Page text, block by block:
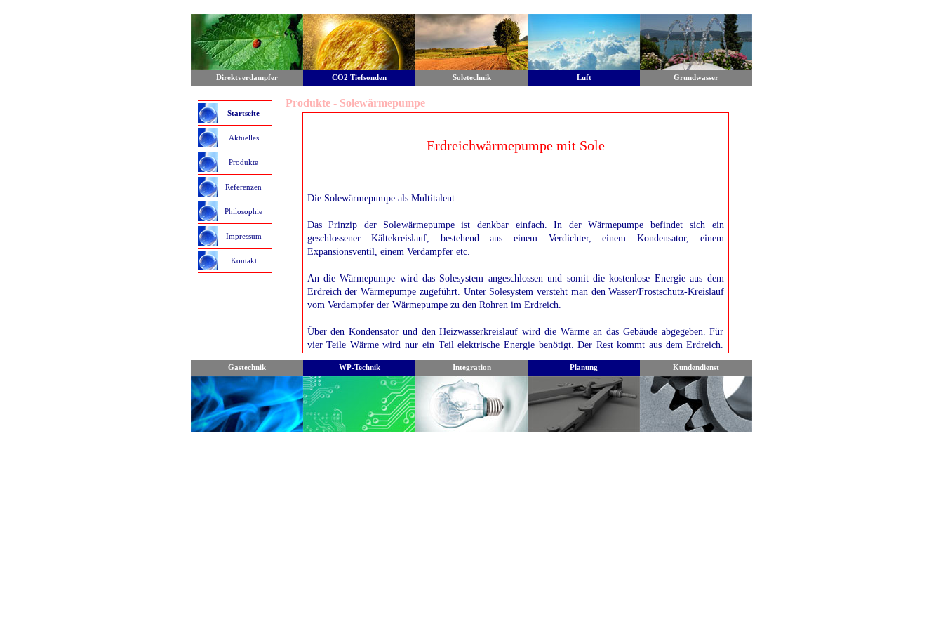
Direktverdampfer CO2 Tiefsonden Soletechnik Luft Grundwasser
Startseite
Aktuelles
Produkte
Referenzen
Philosophie
Impressum
Kontakt
Produkte - Solewärmepumpe
Erdreichwärmepumpe mit Sole
Die Solewärmepumpe als Multitalent.
Das Prinzip der Solewärmepumpe ist denkbar einfach. In der Wärmepumpe befindet sich ein
geschlossener Kältekreislauf, bestehend aus einem Verdichter, einem Kondensator, einem
Expansionsventil, einem Verdampfer etc.
An die Wärmepumpe wird das Solesystem angeschlossen und somit die kostenlose Energie aus dem
Erdreich der Wärmepumpe zugeführt. Unter Solesystem versteht man den Wasser/Frostschutz-Kreislauf
vom Verdampfer der Wärmepumpe zu den Rohren im Erdreich.
Über den Kondensator und den Heizwasserkreislauf wird die Wärme an das Gebäude abgegeben. Für
vier Teile Wärme wird nur ein Teil elektrische Energie benötigt. Der Rest kommt aus dem Erdreich.
Erdreich als EnergiequelleDas Erdreich stellt eine ideale Energiequelle für monovalent arbeitende
Anlagen dar. Das Erdreich speichert Sonnenenergie und wird durch Regenwasser regeneriert. Daher ist
auch im Winter und bei Schneebedeckung ausreichend Quellenergie vorhanden. Bei Tiefensonden
werden ein großer Erdspeicher und im Wesentlichen geothermische Energie genutzt. Erdtemperaturen
liegen in 15 m Tiefe ganzjährig konstant bei 10 °C.
Gastechnik WP-Technik Integration Planung Kundendienst